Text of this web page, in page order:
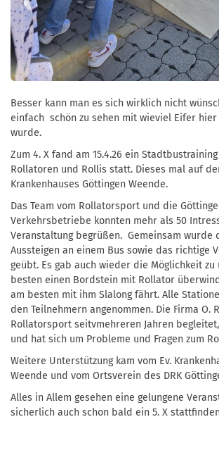
Besser kann man es sich wirklich nicht
einfach schön zu sehen mit wieviel Eifer
wurde.
Zum 4. X fand am 15.4.26 ein
Rollatoren und Rollis statt. Dieses mal auf
Krankenhauses Göttingen Weende.
Das Team vom Rollatorsport und die
Verkehrsbetriebe konnten mehr als 50
Veranstaltung begrüßen. Gemeinsam wurde
Aussteigen an einem Bus sowie das richtige
geübt. Es gab auch wieder die Möglichkeit zu
besten einen Bordstein mit Rollator
am besten mit ihm Slalong fährt. Alle
den Teilnehmern angenommen. Die Firma O.
Rollatorsport seitvmehreren Jahren
und hat sich um Probleme und Fragen zum
Weitere Unterstützung kam vom Ev.
Weende und vom Ortsverein des DRK
Alles in Allem gesehen eine gelungene
sicherlich auch schon bald ein 5. X